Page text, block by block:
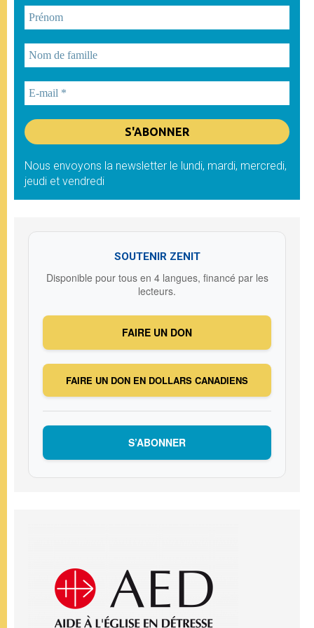
Nous envoyons la newsletter le lundi, mardi, mercredi,
jeudi et vendredi
SOUTENIR ZENIT
Disponible pour tous en 4 langues, financé par les
lecteurs.
FAIRE UN DON
FAIRE UN DON EN DOLLARS CANADIENS
S’ABONNER